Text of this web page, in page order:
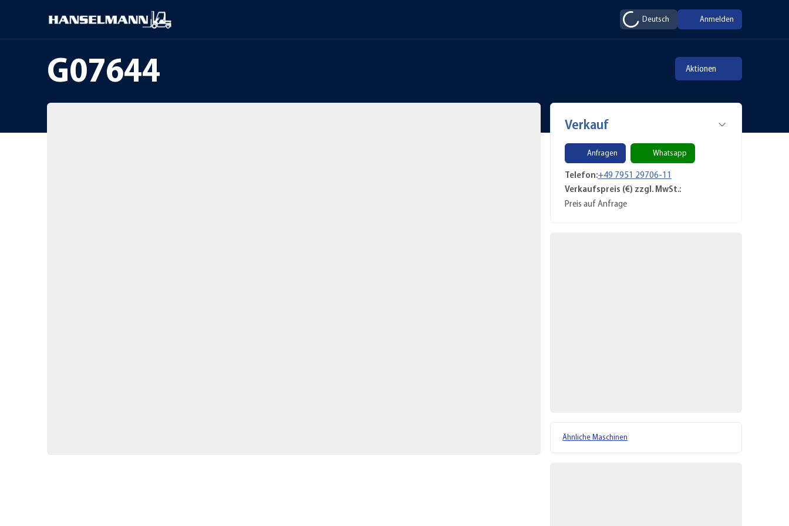
Deutsch Anmelden
G07644 Aktionen
Verkauf
Anfragen Whatsapp
Telefon:+49 7951 29706-11
Verkaufspreis (€) zzgl. MwSt.:
Preis auf Anfrage
Ähnliche Maschinen